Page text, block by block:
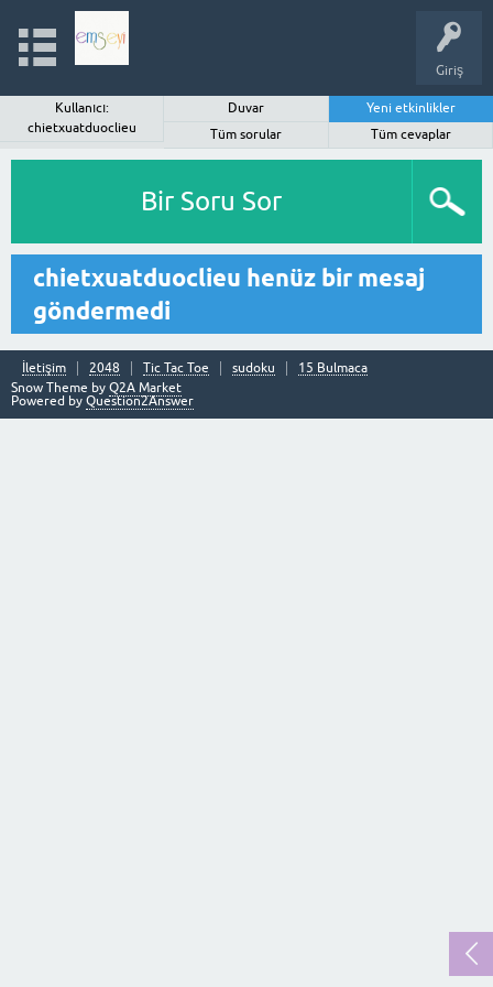
Giriş
Kullanıcı:
chietxuatduoclieu
Duvar
Yeni etkinlikler
Tüm sorular
Tüm cevaplar
Bir Soru Sor
chietxuatduoclieu henüz bir mesaj
göndermedi
İletişim 2048 Tic Tac Toe sudoku
15 Bulmaca
Snow Theme by Q2A Market
Powered by Question2Answer